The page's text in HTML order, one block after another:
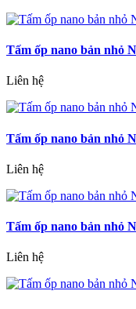
Tấm ốp nano bản nhỏ
Liên hệ
Tấm ốp nano bản nhỏ
Liên hệ
Tấm ốp nano bản nhỏ
Liên hệ